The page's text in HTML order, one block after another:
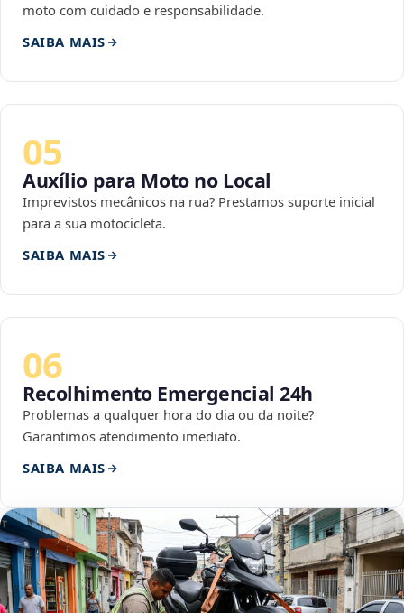
moto com cuidado e responsabilidade.
SAIBA MAIS
05
Auxílio para Moto no Local
Imprevistos mecânicos na rua? Prestamos suporte inicial
para a sua motocicleta.
SAIBA MAIS
06
Recolhimento Emergencial 24h
Problemas a qualquer hora do dia ou da noite?
Garantimos atendimento imediato.
SAIBA MAIS